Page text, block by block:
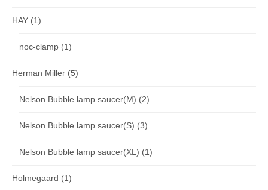
HAY (1)
noc-clamp (1)
Herman Miller (5)
Nelson Bubble lamp saucer(M) (2)
Nelson Bubble lamp saucer(S) (3)
Nelson Bubble lamp saucer(XL) (1)
Holmegaard (1)